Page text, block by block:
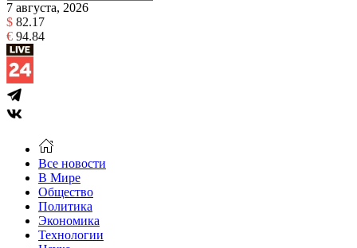
7 августа, 2026
$ 82.17
€ 94.84
Все новости
В Мире
Общество
Политика
Экономика
Технологии